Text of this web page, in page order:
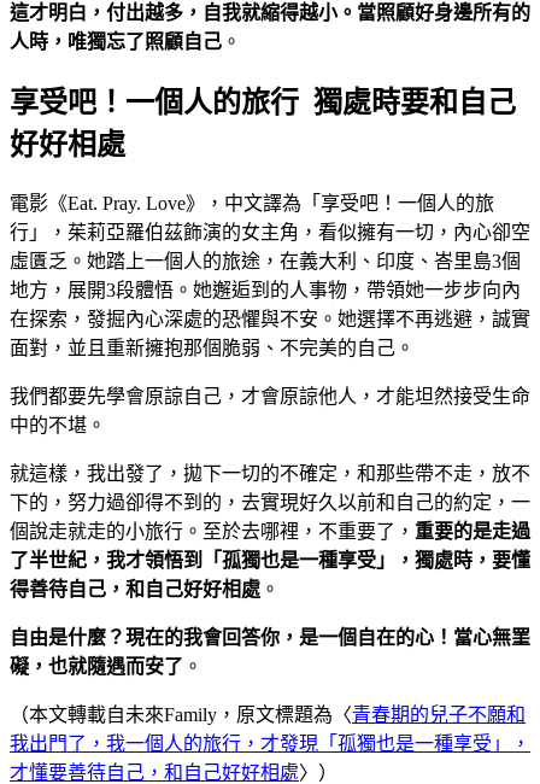
這才明白，付出越多，自我就縮得越小。當照顧好身邊所有的
人時，唯獨忘了照顧自己 。
享受吧！一個人的旅行 獨處時要和自己
好好相處
電影《Eat. Pray. Love》，中文譯為「享受吧！一個人的旅
行」，茱莉亞羅伯茲飾演的女主角，看似擁有一切，內心卻空
虛匱乏。她踏上一個人的旅途，在義大利、印度、峇里島3個
地方，展開3段體悟。她邂逅到的人事物，帶領她一步步向內
在探索，發掘內心深處的恐懼與不安。她選擇不再逃避，誠實
面對，並且重新擁抱那個脆弱、不完美的自己。
我們都要先學會原諒自己，才會原諒他人，才能坦然接受生命
中的不堪。
就這樣，我出發了，拋下一切的不確定，和那些帶不走，放不
下的，努力過卻得不到的，去實現好久以前和自己的約定，一
個說走就走的小旅行。至於去哪裡，不重要了， 重要的是走過
了半世紀，我才領悟到「孤獨也是一種享受」，獨處時，要懂
得善待自己，和自己好好相處 。
自由是什麼？現在的我會回答你，是一個自在的心！當心無罣
礙，也就隨遇而安了 。
（本文轉載自未來Family，原文標題為〈青春期的兒子不願和
我出門了，我一個人的旅行，才發現「孤獨也是一種享受」，
才懂要善待自己，和自己好好相處〉）